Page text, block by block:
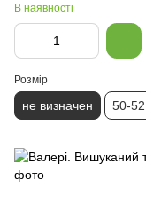
В наявності
Розмір
не визначен 50-52